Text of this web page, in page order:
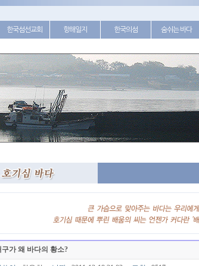
한국섬선교회 항해일지 한국의섬 숨쉬는 바다
구가 왜 바다의 황소?